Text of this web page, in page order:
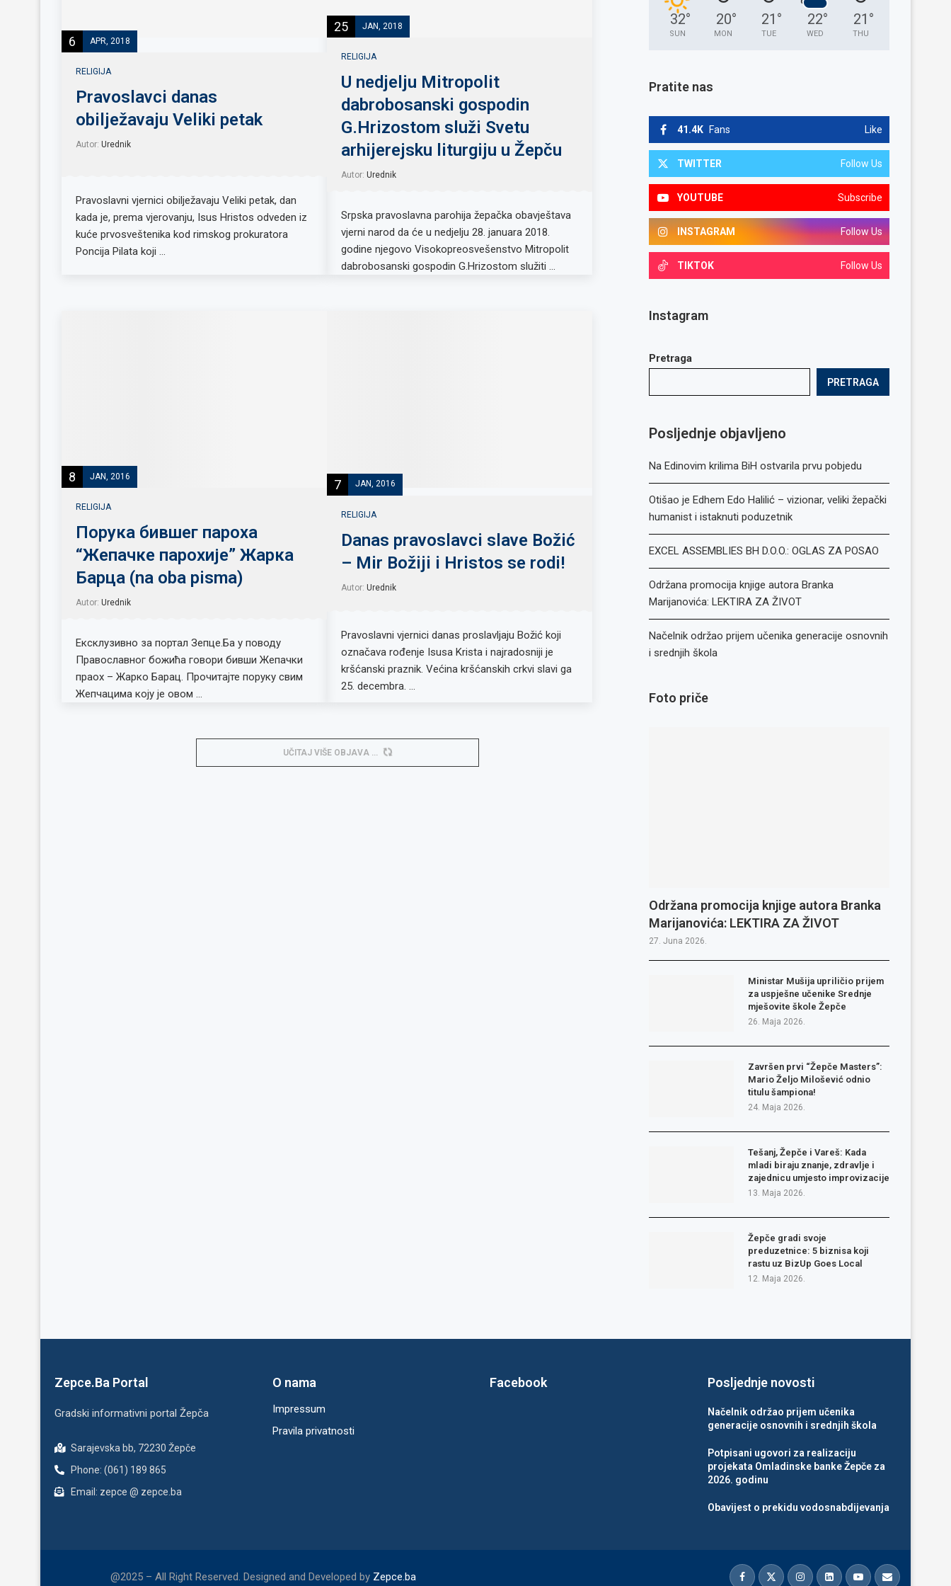
6 APR, 2018
RELIGIJA
Pravoslavci danas
obilježavaju Veliki petak
Autor: Urednik
Pravoslavni vjernici obilježavaju Veliki petak, dan
kada je, prema vjerovanju, Isus Hristos odveden iz
kuće prvosveštenika kod rimskog prokuratora
Poncija Pilata koji …
25 JAN, 2018
RELIGIJA
U nedjelju Mitropolit
dabrobosanski gospodin
G.Hrizostom služi Svetu
arhijerejsku liturgiju u Žepču
Autor: Urednik
Srpska pravoslavna parohija žepačka obavještava
vjerni narod da će u nedjelju 28. januara 2018.
godine njegovo Visokopreosvešenstvo Mitropolit
dabrobosanski gospodin G.Hrizostom služiti …
8 JAN, 2016
RELIGIJA
Порука бившег пароха
“Жепачке парохије” Жарка
Барца (na oba pisma)
Autor: Urednik
Ексклузивно за портал Зепце.Ба у поводу
Православног божића говори бивши Жепачки
праох – Жарко Барац. Прочитајте поруку свим
Жепчацима коју је овом …
7 JAN, 2016
RELIGIJA
Danas pravoslavci slave Božić
– Mir Božiji i Hristos se rodi!
Autor: Urednik
Pravoslavni vjernici danas proslavljaju Božić koji
označava rođenje Isusa Krista i najradosniji je
kršćanski praznik. Većina kršćanskih crkvi slavi ga
25. decembra. …
UČITAJ VIŠE OBJAVA
32°
SUN
20°
MON
21 °
TUE
22°
WED
21 °
THU
Pratite nas
41.4K Fans Like
TWITTER Follow Us
YOUTUBE Subscribe
INSTAGRAM Follow Us
TIKTOK Follow Us
Instagram
Pretraga
PRETRAGA
Posljednje objavljeno
Na Edinovim krilima BiH ostvarila prvu pobjedu
Otišao je Edhem Edo Halilić – vizionar, veliki žepački
humanist i istaknuti poduzetnik
EXCEL ASSEMBLIES BH D.O.O.: OGLAS ZA POSAO
Održana promocija knjige autora Branka
Marijanovića: LEKTIRA ZA ŽIVOT
Načelnik održao prijem učenika generacije osnovnih
i srednjih škola
Foto priče
Održana promocija knjige autora Branka
Marijanovića: LEKTIRA ZA ŽIVOT
27. Juna 2026.
Ministar Mušija upriličio prijem
za uspješne učenike Srednje
mješovite škole Žepče
26. Maja 2026.
Završen prvi “Žepče Masters”:
Mario Željo Milošević odnio
titulu šampiona!
24. Maja 2026.
Tešanj, Žepče i Vareš: Kada
mladi biraju znanje, zdravlje i
zajednicu umjesto improvizacije
13. Maja 2026.
Žepče gradi svoje
preduzetnice: 5 biznisa koji
rastu uz BizUp Goes Local
12. Maja 2026.
Zepce.Ba Portal
Gradski informativni portal Žepča
Sarajevska bb, 72230 Žepče
Phone: (061) 189 865
Email: zepce @ zepce.ba
O nama
Impressum
Pravila privatnosti
Facebook Posljednje novosti
Načelnik održao prijem učenika
generacije osnovnih i srednjih škola
Potpisani ugovori za realizaciju
projekata Omladinske banke Žepče za
2026. godinu
Obavijest o prekidu vodosnabdijevanja
@2025 – All Right Reserved. Designed and Developed by Zepce.ba